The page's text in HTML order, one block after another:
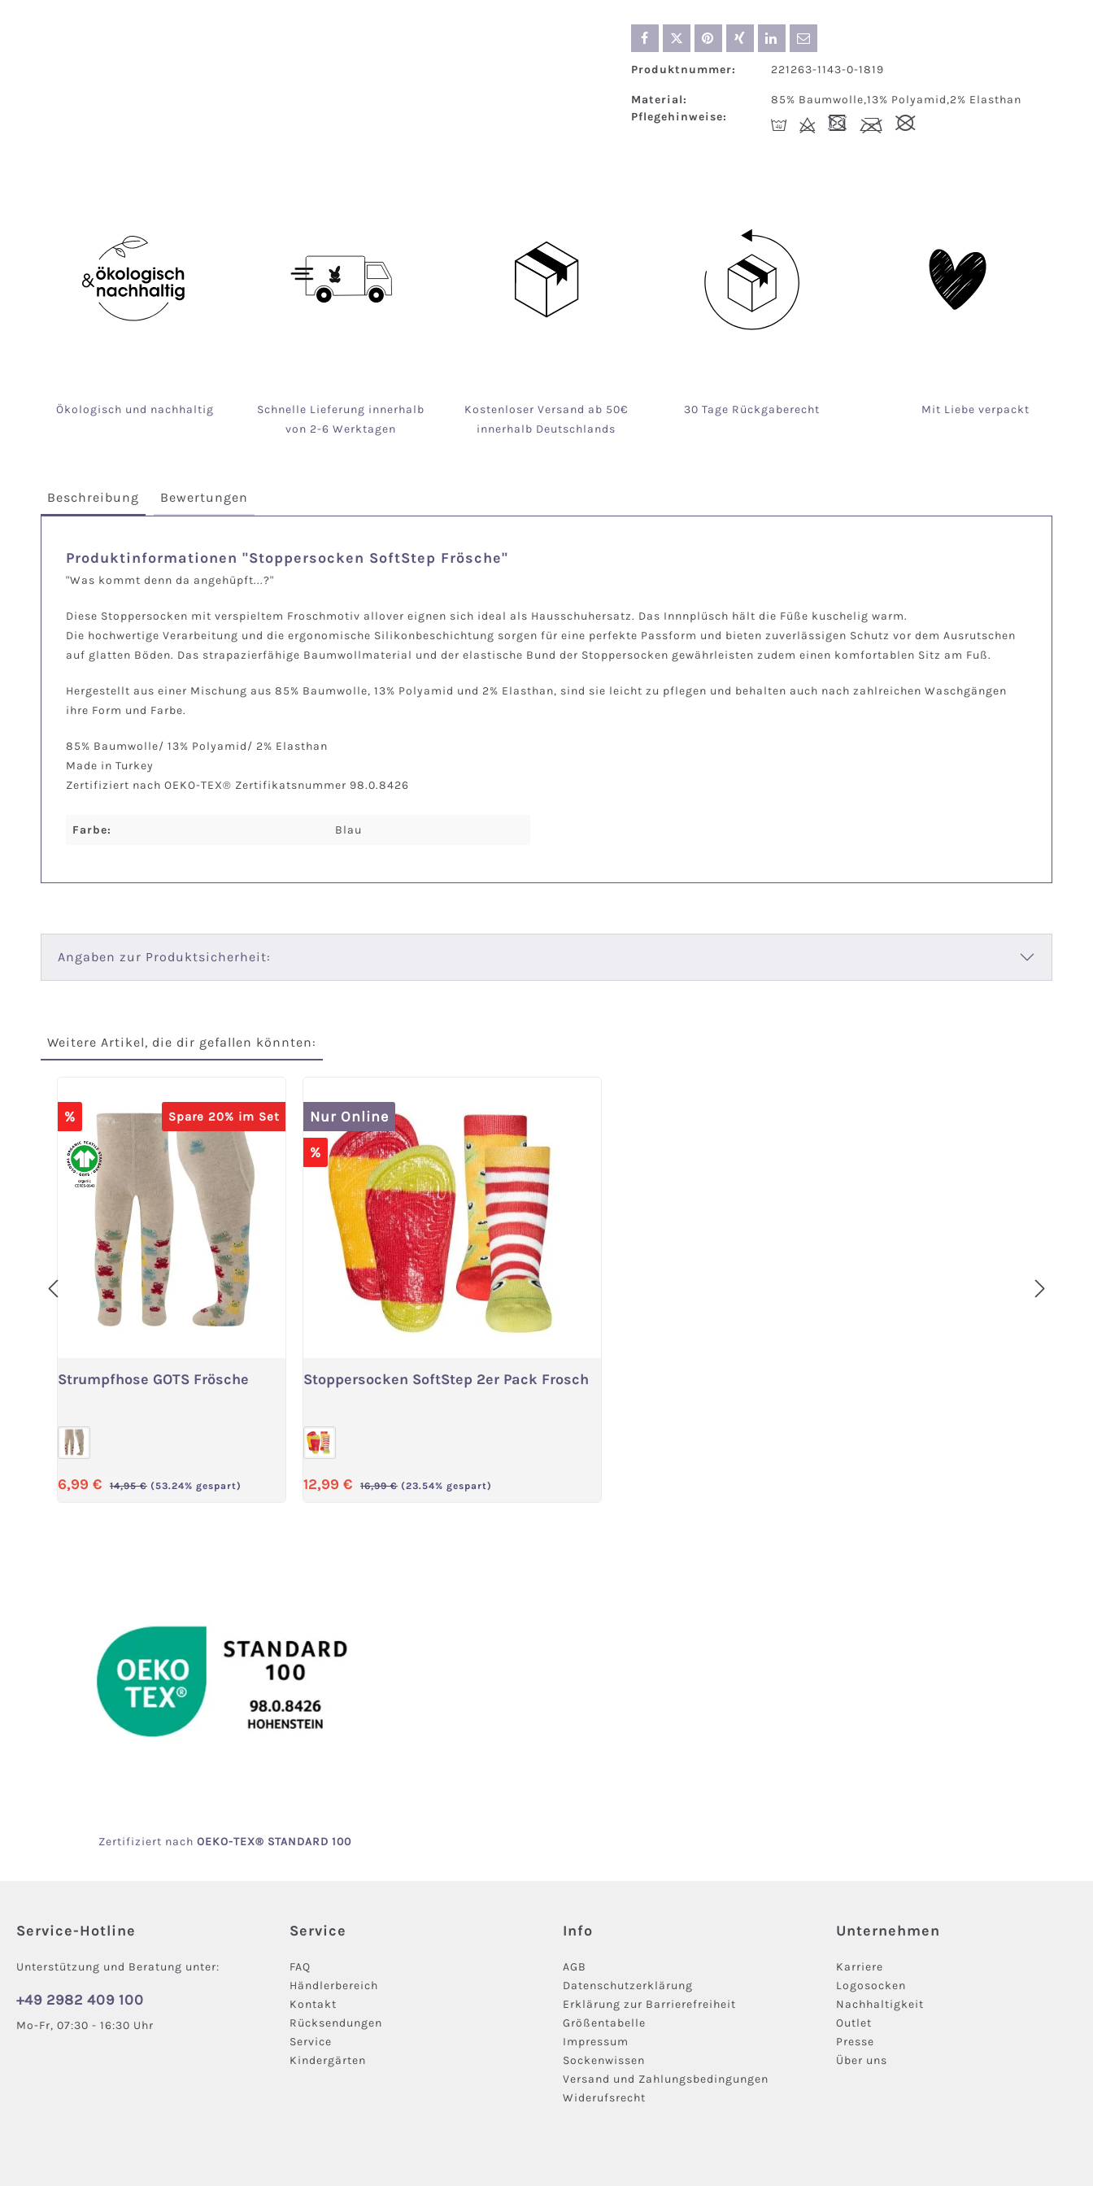
Produktnummer: 221263-1143-0-1819
Material:
85% Baumwolle,13% Polyamid,2% Elasthan
Pflegehinweise:
Id-l#
Ökologisch und nachhaltig
Schnelle Lieferung innerhalb
von 2-6 Werktagen
Kostenloser Versand ab 50€
innerhalb Deutschlands
30 Tage Rückgaberecht Mit Liebe verpackt
Beschreibung Bewertungen
Produktinformationen "Stoppersocken SoftStep Frösche"
"Was kommt denn da angehüpft...?"
Diese Stoppersocken mit verspieltem Froschmotiv allover eignen sich ideal als Hausschuhersatz. Das Innnplüsch hält die Füße kuschelig warm.
Die hochwertige Verarbeitung und die ergonomische Silikonbeschichtung sorgen für eine perfekte Passform und bieten zuverlässigen Schutz vor dem Ausrutschen
auf glatten Böden. Das strapazierfähige Baumwollmaterial und der elastische Bund der Stoppersocken gewährleisten zudem einen komfortablen Sitz am Fuß.
Hergestellt aus einer Mischung aus 85% Baumwolle, 13% Polyamid und 2% Elasthan, sind sie leicht zu pflegen und behalten auch nach zahlreichen Waschgängen
ihre Form und Farbe.
85% Baumwolle/ 13% Polyamid/ 2% Elasthan
Made in Turkey
Zertifiziert nach OEKO-TEX® Zertifikatsnummer 98.0.8426
Farbe: Blau
Angaben zur Produktsicherheit:
Weitere Artikel, die dir gefallen könnten:
Spare 20% im Set
%
Variante wählen
Strumpfhose GOTS Frösche
Verkaufspreis:
6,99 € Regulärer Preis:
14,95 € (53.24% gespart)
Nur Online
%
Variante wählen
Stoppersocken SoftStep 2er Pack Frosch
Verkaufspreis:
12,99 € Regulärer Preis:
16,99 € (23.54% gespart)
Zertifiziert nach OEKO-TEX® STANDARD 100
Service-Hotline
Unterstützung und Beratung unter:
+49 2982 409 100
Mo-Fr, 07:30 - 16:30 Uhr
Service
FAQ
Händlerbereich
Kontakt
Rücksendungen
Service
Kindergärten
Info
AGB
Datenschutzerklärung
Erklärung zur Barrierefreiheit
Größentabelle
Impressum
Sockenwissen
Versand und Zahlungsbedingungen
Widerufsrecht
Unternehmen
Karriere
Logosocken
Nachhaltigkeit
Outlet
Presse
Über uns